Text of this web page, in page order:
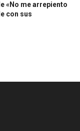
«No me arrepiento
con sus